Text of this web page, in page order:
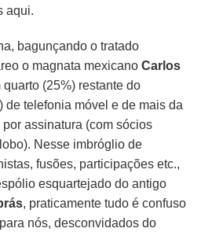
aqui.
bagunçando o tratado
o magnata mexicanoCarlos
quarto (25%) restante do
de telefonia móvel e de mais da
assinatura (com sócios
Nesse imbróglio de
fusões, participações etc.,
esquartejado do antigo
, praticamente tudo é confuso
nós, desconvidados do